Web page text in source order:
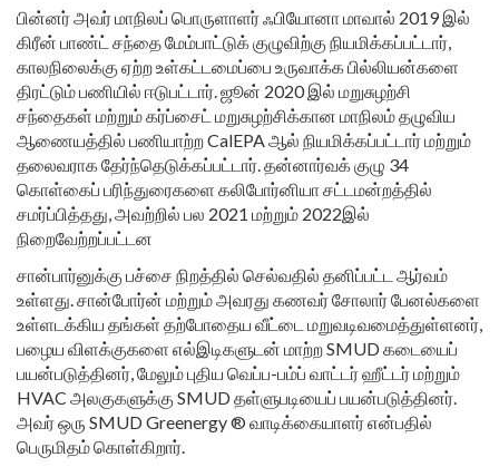
பின்னர் அவர் மாநிலப் பொருளாளர் ஃபியோனா மாவால் 2019 இல்
கிரீன் பாண்ட் சந்தை மேம்பாட்டுக் குழுவிற்கு நியமிக்கப்பட்டார்,
காலநிலைக்கு ஏற்ற உள்கட்டமைப்பை உருவாக்க பில்லியன்களை
திரட்டும் பணியில் ஈடுபட்டார். ஜூன் 2020 இல் மறுசுழற்சி
சந்தைகள் மற்றும் கர்ப்சைட் மறுசுழற்சிக்கான மாநிலம் தழுவிய
ஆணையத்தில் பணியாற்ற CalEPA ஆல் நியமிக்கப்பட்டார் மற்றும்
தலைவராக தேர்ந்தெடுக்கப்பட்டார். தன்னார்வக் குழு 34
கொள்கைப் பரிந்துரைகளை கலிபோர்னியா சட்டமன்றத்தில்
சமர்ப்பித்தது, அவற்றில் பல 2021 மற்றும் 2022இல்
நிறைவேற்றப்பட்டன
சான்பார்னுக்கு பச்சை நிறத்தில் செல்வதில் தனிப்பட்ட ஆர்வம்
உள்ளது. சான்போர்ன் மற்றும் அவரது கணவர் சோலார் பேனல்களை
உள்ளடக்கிய தங்கள் தற்போதைய வீட்டை மறுவடிவமைத்துள்ளனர்,
பழைய விளக்குகளை எல்இடிகளுடன் மாற்ற SMUD கடையைப்
பயன்படுத்தினர், மேலும் புதிய வெப்ப-பம்ப் வாட்டர் ஹீட்டர் மற்றும்
HVAC அலகுகளுக்கு SMUD தள்ளுபடியைப் பயன்படுத்தினர்.
அவர் ஒரு SMUD Greenergy ® வாடிக்கையாளர் என்பதில்
பெருமிதம் கொள்கிறார்.